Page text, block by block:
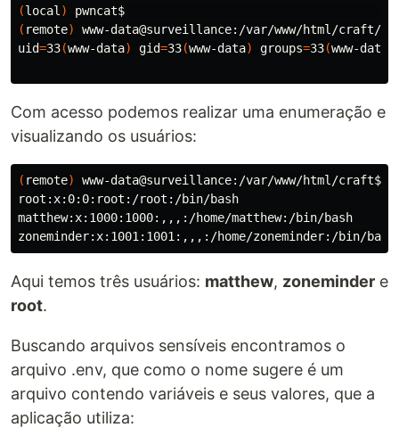
(local ) pwncat$
( remote)
www-data@surveillance:/var/www/html/craft/
uid=33(www-data) gid=33(www-data) groups=33(www-data
Com acesso podemos realizar uma enumeração e
visualizando os usuários:
( remote) www-data@surveillance:/var/www/html/craft$
root:x:0:0:root:/root:/bin/bash
matthew:x:1000:1000:,,,:/home/matthew:/bin/bash
Aqui temos três usuários: matthew, zoneminder e
root.
Buscando arquivos sensíveis encontramos o
arquivo .env, que como o nome sugere é um
arquivo contendo variáveis e seus valores, que a
aplicação utiliza: